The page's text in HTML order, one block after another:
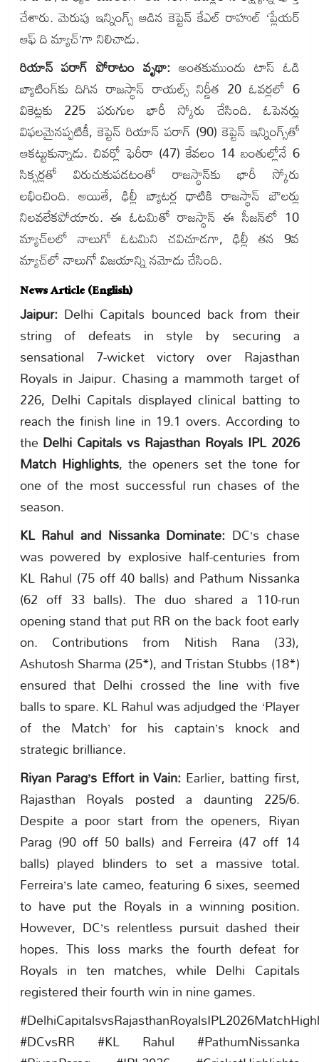
చేశారు. మెరుపు ఇన్నింగ్స్ ఆడిన కెప్టెన్ కేఎల్ రాహుల్ ‘ప్లేయర్
ఆఫ్ ది మ్యాచ్’గా నిలిచాడు.
రియాన్ పరాగ్ పోరాటం వృథా: అంతకుముందు టాస్ ఓడి
బ్యాటింగ్‌కు దిగిన రాజస్థాన్ రాయల్స్ నిర్ణీత 20 ఓవర్లలో 6
వికెట్లకు 225 పరుగుల భారీ స్కోరు చేసింది. ఓపెనర్లు
విఫలమైనప్పటికీ, కెప్టెన్ రియాన్ పరాగ్ (90) కెప్టెన్ ఇన్నింగ్స్‌తో
ఆకట్టుకున్నాడు. చివర్లో ఫెరీరా (47) కేవలం 14 బంతుల్లోనే 6
సిక్సర్లతో విరుచుకుపడటంతో రాజస్థాన్‌కు భారీ స్కోరు
లభించింది. అయితే, ఢిల్లీ బ్యాటర్ల ధాటికి రాజస్థాన్ బౌలర్లు
నిలవలేకపోయారు. ఈ ఓటమితో రాజస్థాన్ ఈ సీజన్‌లో 10
మ్యాచ్‌లలో నాలుగో ఓటమిని చవిచూడగా, ఢిల్లీ తన 9వ
మ్యాచ్‌లో నాలుగో విజయాన్ని నమోదు చేసింది.
News Article (English)
Jaipur:Delhi Capitals bounced back from their
string of defeats in style by securing a
sensational 7-wicket victory over Rajasthan
Royals in Jaipur. Chasing a mammoth target of
226, Delhi Capitals displayed clinical batting to
reach the finish line in 19.1 overs. According to
the Delhi Capitals vs Rajasthan Royals IPL 2026
Match Highlights, the openers set the tone for
one of the most successful run chases of the
season.
KL Rahul and Nissanka Dominate: DC’s chase
was powered by explosive half-centuries from
KL Rahul (75 off 40 balls) and Pathum Nissanka
(62 off 33 balls). The duo shared a 110-run
opening stand that put RR on the back foot early
on. Contributions from Nitish Rana (33),
Ashutosh Sharma (25*), and Tristan Stubbs (18*)
ensured that Delhi crossed the line with five
balls to spare. KL Rahul was adjudged the ‘Player
of the Match’ for his captain’s knock and
strategic brilliance.
Riyan Parag’s Effort in Vain: Earlier, batting first,
Rajasthan Royals posted a daunting 225/6.
Despite a poor start from the openers, Riyan
Parag (90 off 50 balls) and Ferreira (47 off 14
balls) played blinders to set a massive total.
Ferreira’s late cameo, featuring 6 sixes, seemed
to have put the Royals in a winning position.
However, DC’s relentless pursuit dashed their
hopes. This loss marks the fourth defeat for
Royals in ten matches, while Delhi Capitals
registered their fourth win in nine games.
#DCvsRR #KL Rahul #PathumNissanka